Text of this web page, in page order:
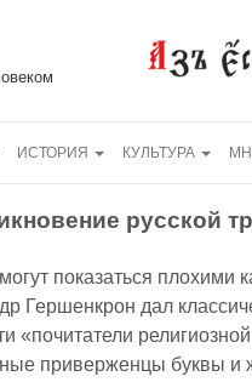
ИСТОРИЯ КУЛЬТУРА
русской
показаться плохими
Гершенкрон дал
«почитатели
приверженцы буквы и